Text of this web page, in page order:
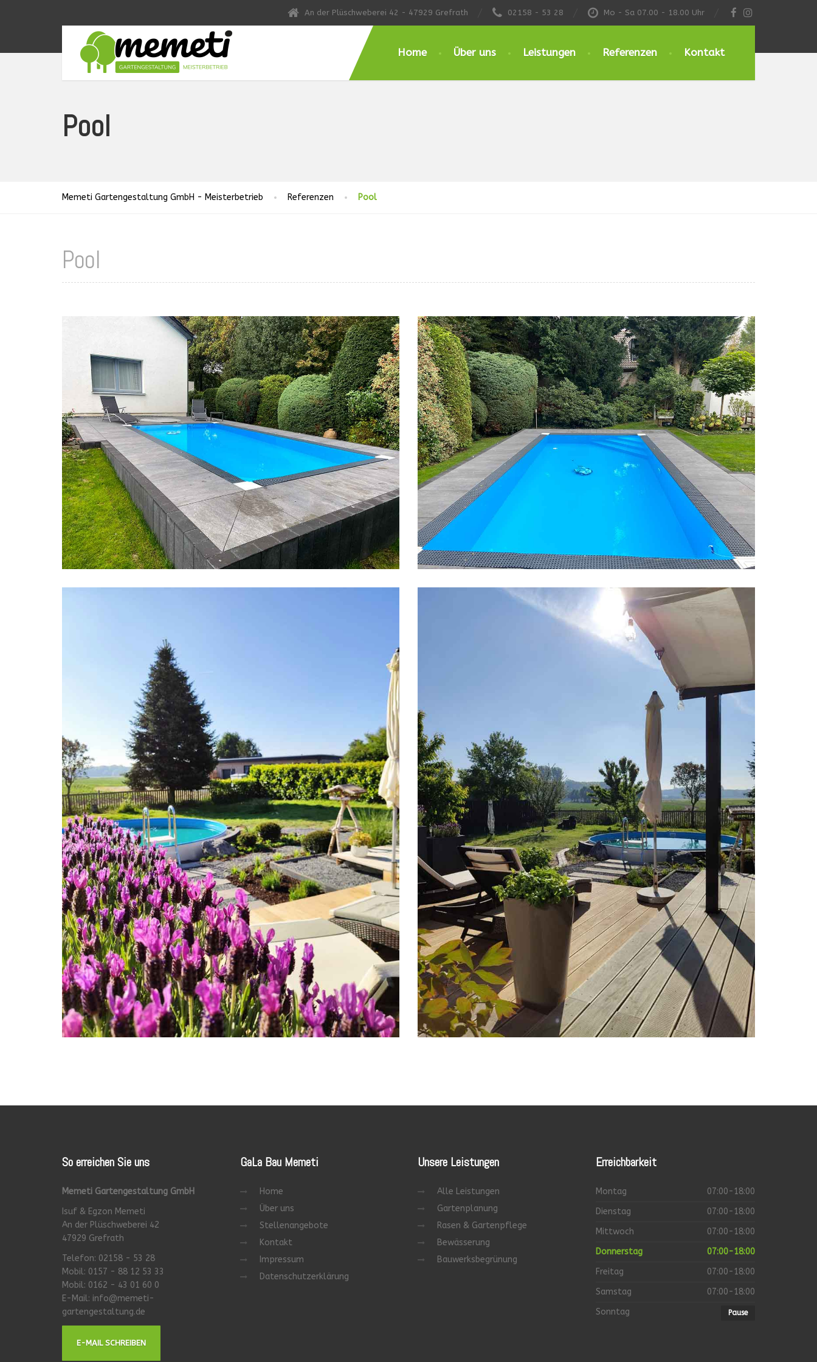
An der Plüschweberei 42 - 47929 Grefrath 02158 - 53 28 Mo - Sa 07.00 - 18.00 Uhr
Home Über uns Leistungen Referenzen Kontakt
Pool
Memeti Gartengestaltung GmbH - Meisterbetrieb Referenzen Pool
Pool
Soerreichen Sie uns
Memeti Gartengestaltung GmbH
Isuf & Egzon Memeti
An der Plüschweberei 42
47929 Grefrath
Telefon: 02158 - 53 28
Mobil: 0157 - 88 12 53 33
Mobil: 0162 - 43 01 60 0
E-Mail: info@memeti-
gartengestaltung.de
E-MAIL SCHREIBEN
GaLaBau Memeti
Home
Über uns
Stellenangebote
Kontakt
Impressum
Datenschutzerklärung
Unsere Leistungen
Alle Leistungen
Gartenplanung
Rasen & Gartenpflege
Bewässerung
Bauwerksbegrünung
Erreichbarkeit
Montag
07:00-18:00
Dienstag
07:00-18:00
Mittwoch
07:00-18:00
Donnerstag
07:00-18:00
Freitag
07:00-18:00
Samstag
07:00-18:00
Sonntag
Pause